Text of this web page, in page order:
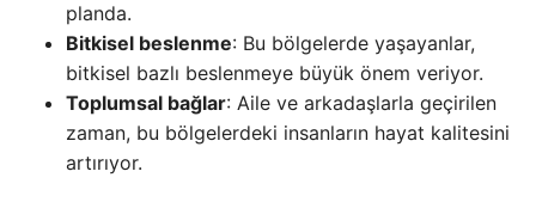
planda.
Bitkisel beslenme: Bu bölgelerde yaşayanlar,
bitkisel bazlı beslenmeye büyük önem veriyor.
Toplumsal bağlar: Aile ve arkadaşlarla geçirilen
zaman, bu bölgelerdeki insanların hayat kalitesini
artırıyor.